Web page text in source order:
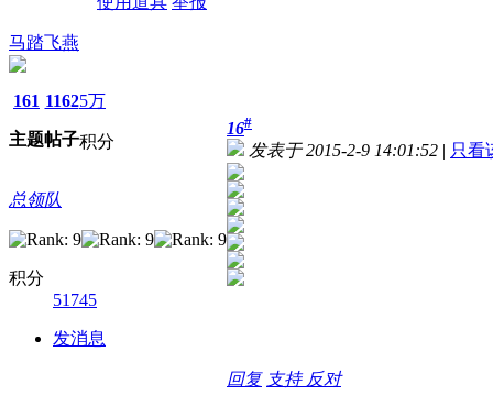
马踏飞燕
161
主题
1162
帖子
5万
积分
总领队
积分
51745
发消息
16#
发表于 2015-2-9 14:01:52 | 只看
回复 支持 反对